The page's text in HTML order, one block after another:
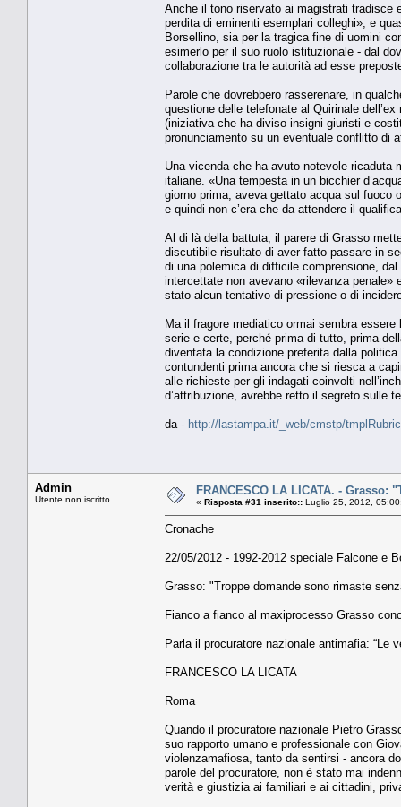
Anche il tono riservato ai magistrati tradisce
perdita di eminenti esemplari colleghi», e
Borsellino, sia per la tragica fine di uomini
esimerlo per il suo ruolo istituzionale - dal
collaborazione tra le autorità ad esse
Parole che dovrebbero rasserenare, in
questione delle telefonate al Quirinale
(iniziativa che ha diviso insigni giuristi e
pronunciamento su un eventuale conflitto di
Una vicenda che ha avuto notevole ricaduta
italiane. «Una tempesta in un bicchier
giorno prima, aveva gettato acqua sul fuoco
e quindi non c’era che da attendere il
Al di là della battuta, il parere di Grasso
discutibile risultato di aver fatto passare in
di una polemica di difficile comprensione,
intercettate non avevano «rilevanza penale»
stato alcun tentativo di pressione o di
Ma il fragore mediatico ormai sembra
serie e certe, perché prima di tutto, prima
diventata la condizione preferita dalla
contundenti prima ancora che si riesca a
alle richieste per gli indagati coinvolti
d’attribuzione, avrebbe retto il segreto sulle
da - http://lastampa.it/_web/cmstp/
Admin
Utente non iscritto
FRANCESCO LA LICATA. -
« Risposta #31 inserito:: Luglio 25, 2012,
Cronache
22/05/2012 - 1992-2012 speciale Falcone e
Grasso: "Troppe domande sono rimaste
Fianco a fianco al maxiprocesso Grasso
Parla il procuratore nazionale antimafia: “Le
FRANCESCO LA LICATA
Roma
Quando il procuratore nazionale Pietro
suo rapporto umano e professionale con
violenzamafiosa, tanto da sentirsi - ancora
parole del procuratore, non è stato mai
verità e giustizia ai familiari e ai cittadini,